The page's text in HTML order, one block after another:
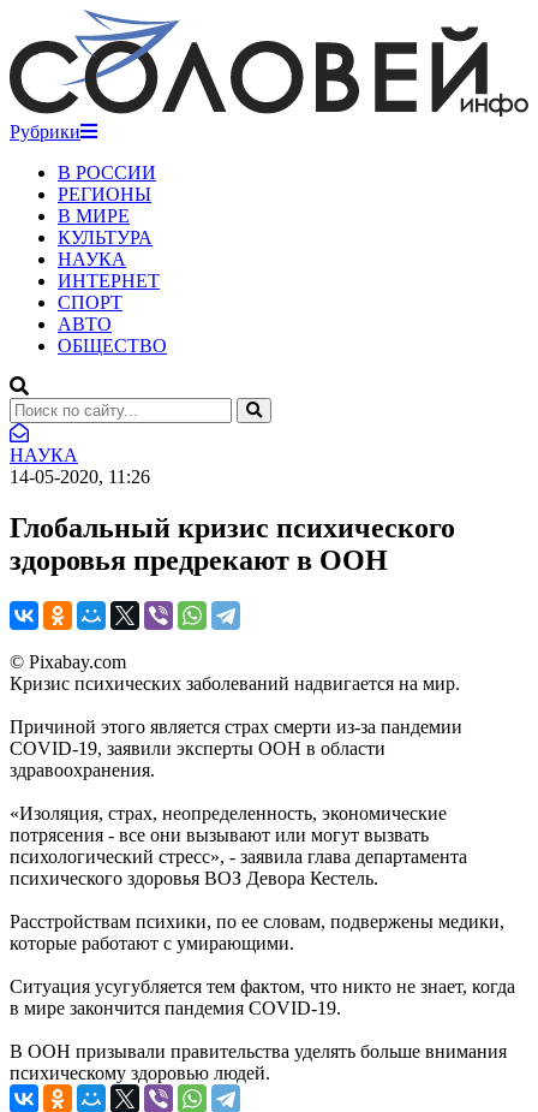
Рубрики
В РОССИИ
РЕГИОНЫ
В МИРЕ
КУЛЬТУРА
НАУКА
ИНТЕРНЕТ
СПОРТ
АВТО
ОБЩЕСТВО
НАУКА
14-05-2020, 11:26
Глобальный кризис психического
здоровья предрекают в ООН
© Pixabay.com
Кризис психических заболеваний надвигается на мир.
Причиной этого является страх смерти из-за пандемии
COVID-19, заявили эксперты ООН в области
здравоохранения.
«Изоляция, страх, неопределенность, экономические
потрясения - все они вызывают или могут вызвать
психологический стресс», - заявила глава департамента
психического здоровья ВОЗ Девора Кестель.
Расстройствам психики, по ее словам, подвержены медики,
которые работают с умирающими.
Ситуация усугубляется тем фактом, что никто не знает, когда
в мире закончится пандемия COVID-19.
В ООН призывали правительства уделять больше внимания
психическому здоровью людей.